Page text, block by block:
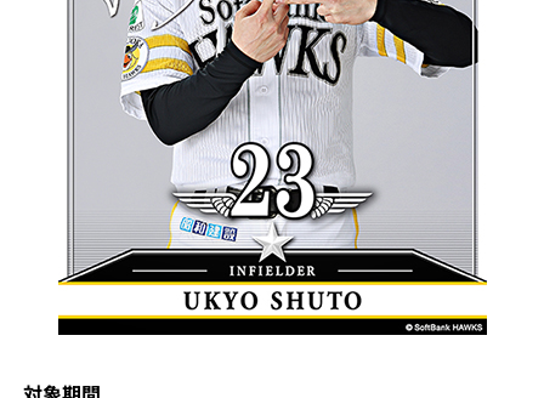
【BOSS E・ZO FUKUOKA】タカコレリアルカード
が2倍もらえる！
クラブホークス会員・タカポイント会員のお客様は、対象
期間中にThe FOODHALLをご利用で、タカコレリアルカ
ードが2倍プレゼント！この機会にぜひお越しください！